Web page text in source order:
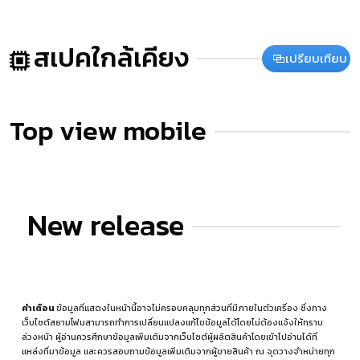
สเปคใกล้เคียง เปรียบเทียบ
Top view mobile
New release
คำเตือนข้อมูลที่แสดงในหน้านี้อาจไม่ครอบคลุมทุกส่วนที่มีภายในตัวเครื่อง ซึ่งทาง
เว็บไซต์สยามโฟนสามารถทำการเปลี่ยนแปลงแก้ไขข้อมูลได้โดยไม่ต้องแจ้งให้ทราบ
ล่วงหน้า ผู้อ่านควรศึกษาข้อมูลเพิ่มเติมจากเว็บไซต์ผู้ผลิตสินค้าโดยเข้าไปอ่านได้ที่
แหล่งที่มาข้อมูล และควรสอบถามข้อมูลเพิ่มเติมจากผู้ขายสินค้า ณ จุดวางจำหน่ายทุก